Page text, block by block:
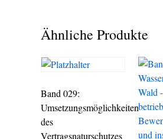
Ähnliche Produkte
Band 029:
Umsetzungsmöglichkeiten
des
Vertragsnaturschutzes